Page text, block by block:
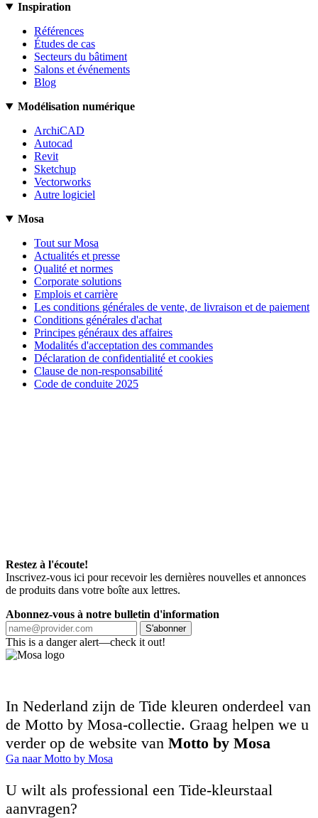
Inspiration
Références
Études de cas
Secteurs du bâtiment
Salons et événements
Blog
Modélisation numérique
ArchiCAD
Autocad
Revit
Sketchup
Vectorworks
Autre logiciel
Mosa
Tout sur Mosa
Actualités et presse
Qualité et normes
Corporate solutions
Emplois et carrière
Les conditions générales de vente, de livraison et de paiement
Conditions générales d'achat
Principes généraux des affaires
Modalités d'acceptation des commandes
Déclaration de confidentialité et cookies
Clause de non-responsabilité
Code de conduite 2025
Restez à l'écoute!
Inscrivez-vous ici pour recevoir les dernières nouvelles et annonces
de produits dans votre boîte aux lettres.
Abonnez-vous à notre bulletin d'information
S'abonner
This is a danger alert—check it out!
In Nederland zijn de Tide kleuren onderdeel van
de Motto by Mosa-collectie. Graag helpen we u
verder op de website van Motto by Mosa
Ga naar Motto by Mosa
U wilt als professional een Tide-kleurstaal
aanvragen?